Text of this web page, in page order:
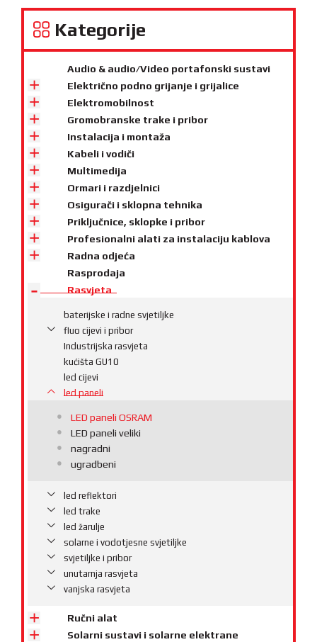
Kategorije
Audio & audio/Video portafonski sustavi
Električno podno grijanje i grijalice
Elektromobilnost
Gromobranske trake i pribor
Instalacija i montaža
Kabeli i vodiči
Multimedija
Ormari i razdjelnici
Osigurači i sklopna tehnika
Priključnice, sklopke i pribor
Profesionalni alati za instalaciju kablova
Radna odjeća
Rasprodaja
Rasvjeta
baterijske i radne svjetiljke
fluo cijevi i pribor
Industrijska rasvjeta
kućišta GU10
led cijevi
led paneli
LED paneli OSRAM
LED paneli veliki
nagradni
ugradbeni
led reflektori
led trake
led žarulje
solarne i vodotjesne svjetiljke
svjetiljke i pribor
unutarnja rasvjeta
vanjska rasvjeta
Ručni alat
Solarni sustavi i solarne elektrane